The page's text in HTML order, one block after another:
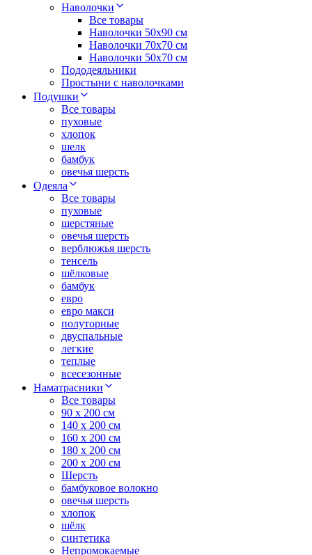
Наволочки
Все товары
Наволочки 50x90 см
Наволочки 70x70 cм
Наволочки 50х70 см
Пододеяльники
Простыни с наволочками
Подушки
Все товары
пуховые
хлопок
шелк
бамбук
овечья шерсть
Одеяла
Все товары
пуховые
шерстяные
овечья шерсть
верблюжья шерсть
тенсель
шёлковые
бамбук
евро
евро макси
полуторные
двуспальные
легкие
теплые
всесезонные
Наматрасники
Все товары
90 x 200 см
140 x 200 см
160 x 200 см
180 x 200 см
200 x 200 см
Шерсть
бамбуковое волокно
овечья шерсть
хлопок
шёлк
синтетика
Непромокаемые